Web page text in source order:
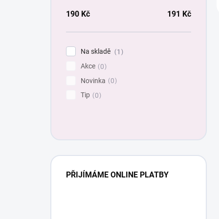
190 Kč 191 Kč
Na skladě
1
Akce
0
Novinka
0
Tip
0
PŘIJÍMÁME ONLINE PLATBY